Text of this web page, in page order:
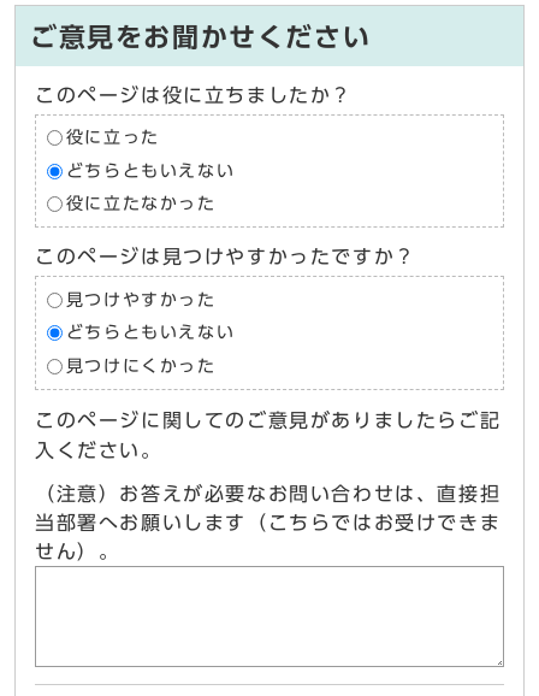
ご意見をお聞かせください
このページは役に立ちましたか？
役に立った
どちらともいえない
役に立たなかった
このページは見つけやすかったですか？
見つけやすかった
どちらともいえない
見つけにくかった
このページに関してのご意見がありましたらご記
入ください。
（注意）お答えが必要なお問い合わせは、直接担
当部署へお願いします（こちらではお受けできま
せん）。